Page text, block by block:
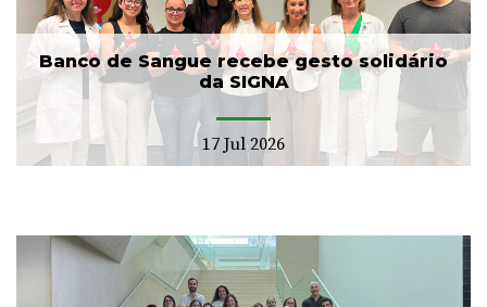
Banco de Sangue recebe gesto solidário
da SIGNA
17 Jul 2026